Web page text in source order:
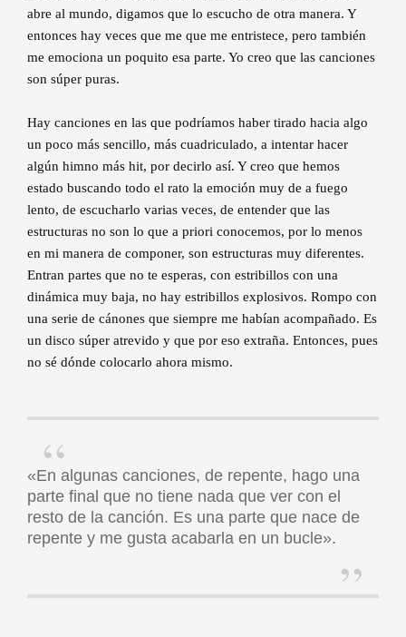
abre al mundo, digamos que lo escucho de otra manera. Y
entonces hay veces que me que me entristece, pero también
me emociona un poquito esa parte. Yo creo que las canciones
son súper puras.
Hay canciones en las que podríamos haber tirado hacia algo
un poco más sencillo, más cuadriculado, a intentar hacer
algún himno más hit, por decirlo así. Y creo que hemos
estado buscando todo el rato la emoción muy de a fuego
lento, de escucharlo varias veces, de entender que las
estructuras no son lo que a priori conocemos, por lo menos
en mi manera de componer, son estructuras muy diferentes.
Entran partes que no te esperas, con estribillos con una
dinámica muy baja, no hay estribillos explosivos. Rompo con
una serie de cánones que siempre me habían acompañado. Es
un disco súper atrevido y que por eso extraña. Entonces, pues
no sé dónde colocarlo ahora mismo.
«En algunas canciones, de repente, hago una
parte final que no tiene nada que ver con el
resto de la canción. Es una parte que nace de
repente y me gusta acabarla en un bucle».